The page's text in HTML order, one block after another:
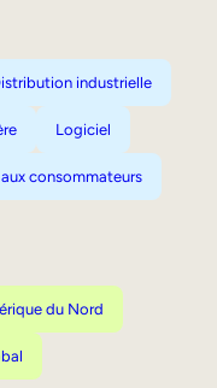
industrielle
Logiciel
consommateurs
du Nord